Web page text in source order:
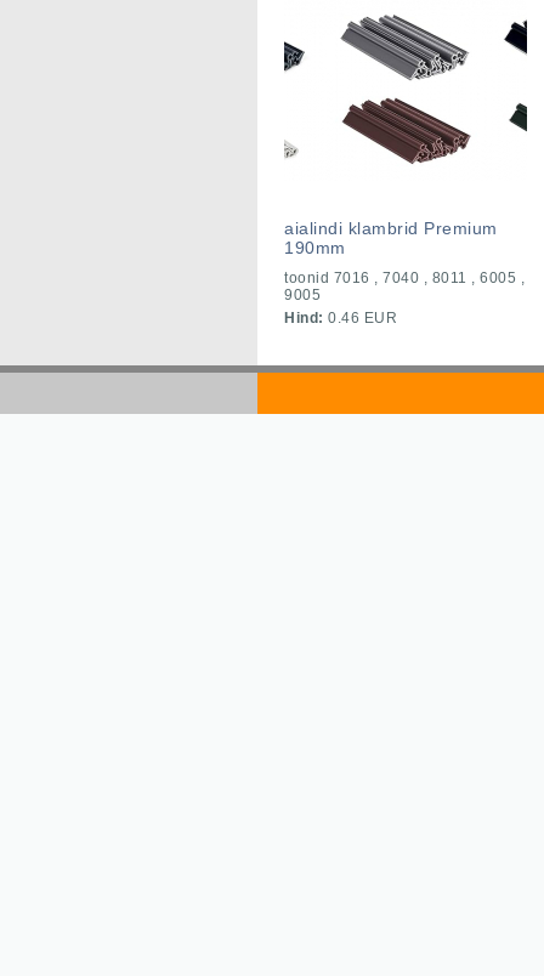
aialindi klambrid Premium
190mm
toonid 7016 , 7040 , 8011 , 6005 ,
9005
Hind: 0.46 EUR